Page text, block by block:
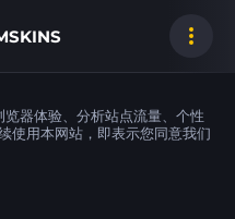
器体验、分析站点流量、个性
使用本网站，即表示您同意我们